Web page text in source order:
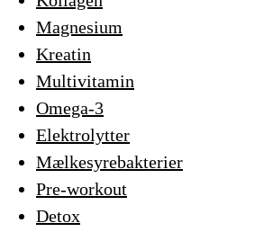
Magnesium
Kreatin
Multivitamin
Omega-3
Elektrolytter
Mælkesyrebakterier
Pre-workout
Detox